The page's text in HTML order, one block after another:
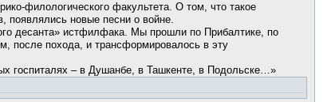
филологического факультета. О том, что такое
появлялись новые песни о войне.
десанта» истфилфака. Мы прошли по Прибалтике, по
после похода, и трансформировалось в эту
госпиталях – в Душанбе, в Ташкенте, в Подольске…»